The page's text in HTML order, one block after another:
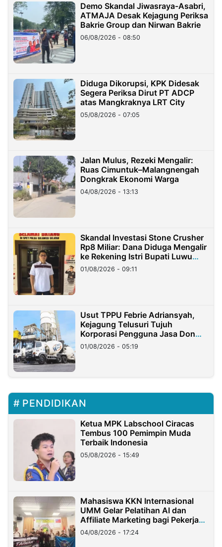
Demo Skandal Jiwasraya-Asabri,
ATMAJA Desak Kejagung Periksa
Bakrie Group dan Nirwan Bakrie
06/08/2026 - 08:50
Diduga Dikorupsi, KPK Didesak
Segera Periksa Dirut PT ADCP
atas Mangkraknya LRT City
05/08/2026 - 07:05
Jalan Mulus, Rezeki Mengalir:
Ruas Cimuntuk–Malangnengah
Dongkrak Ekonomi Warga
04/08/2026 - 13:13
Skandal Investasi Stone Crusher
Rp8 Miliar: Dana Diduga Mengalir
ke Rekening Istri Bupati Luwu
Timur
01/08/2026 - 09:11
Usut TPPU Febrie Adriansyah,
Kejagung Telusuri Tujuh
Korporasi Pengguna Jasa Don
Ritto
01/08/2026 - 05:19
PENDIDIKAN
Ketua MPK Labschool Ciracas
Tembus 100 Pemimpin Muda
Terbaik Indonesia
05/08/2026 - 15:49
Mahasiswa KKN Internasional
UMM Gelar Pelatihan AI dan
Affiliate Marketing bagi Pekerja
Migran Indonesia di Taiwan
04/08/2026 - 17:24